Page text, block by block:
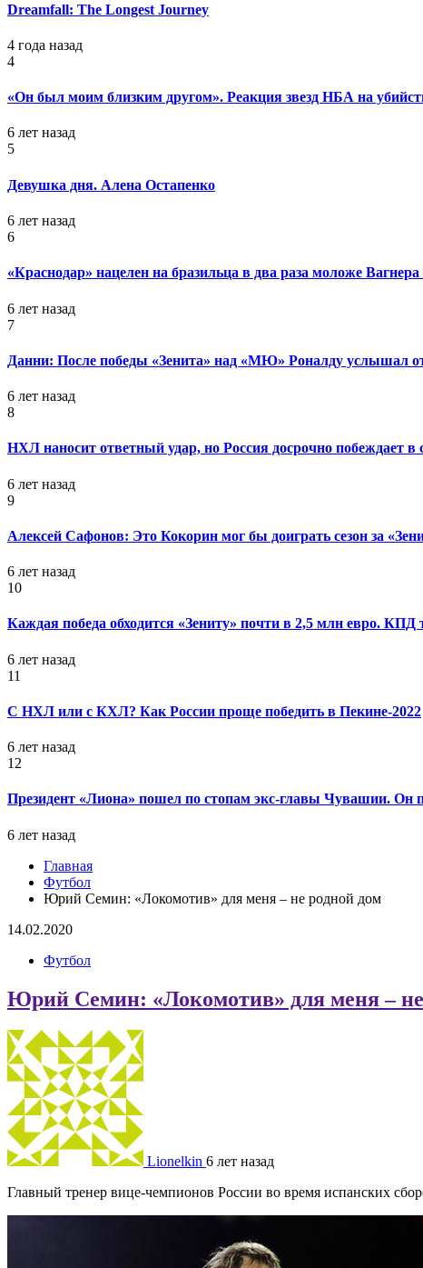
Dreamfall: The Longest Journey
4 года назад
4
«Он был моим близким другом». Реакция звезд НБА на
6 лет назад
5
Девушка дня. Алена Остапенко
6 лет назад
6
«Краснодар» нацелен на бразильца в два раза моложе
6 лет назад
7
Данни: После победы «Зенита» над «МЮ» Роналду услышал
6 лет назад
8
НХЛ наносит ответный удар, но Россия досрочно побеждает в
6 лет назад
9
Алексей Сафонов: Это Кокорин мог бы доиграть сезон за
6 лет назад
10
Каждая победа обходится «Зениту» почти в 2,5 млн евро.
6 лет назад
11
С НХЛ или с КХЛ? Как России проще победить в Пекине-2022
6 лет назад
12
Президент «Лиона» пошел по стопам экс-главы Чувашии. Он
6 лет назад
Главная
Футбол
Юрий Семин: «Локомотив» для меня – не родной дом
14.02.2020
Футбол
Юрий Семин: «Локомотив» для меня –
Lionelkin 6 лет назад
Главный тренер вице-чемпионов России во время испанских